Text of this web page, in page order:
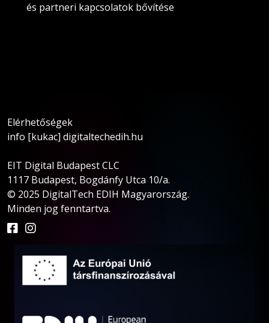
és partneri kapcsolatok bővítése
Elérhetőségek
info [kukac] digitaltechedih.hu
EIT Digital Budapest CLC
1117 Budapest, Bogdánfy Utca 10/a.
© 2025 DigitalTech EDIH Magyarország.
Minden jog fenntartva.